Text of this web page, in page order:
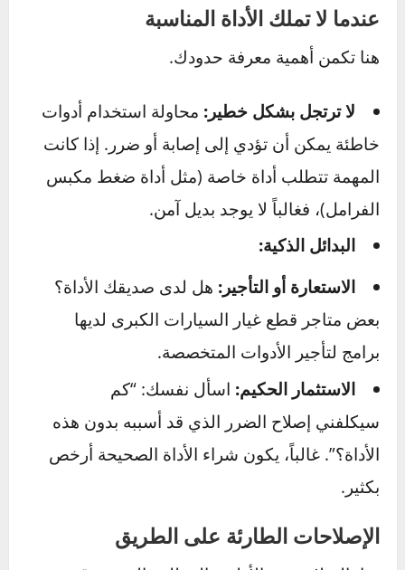
كاميرا هاتفك! يمكنك تشغيل الفيديو مع الفلاش
وإدخال الهاتف في مكان ضيق لترى ما يحدث على
اليد الثالثة المغناطيسية: أداة الالتقاط
المغناطيسية المرنة هي منقذة حقيقية لاستعادة
البراغي والصواميل التي تسقط حتماً في أماكن
مستحيلة.
المرنة والمفاصل العامة لمقبض مفتاح الربط تسمح
لك بالوصول إلى البراغي من زوايا غريبة.
عندما لا تملك الأداة المناسبة
هنا تكمن أهمية معرفة حدودك.
لا ترتجل بشكل خطير:
المهمة تتطلب أداة خاصة (مثل أداة ضغط مكبس